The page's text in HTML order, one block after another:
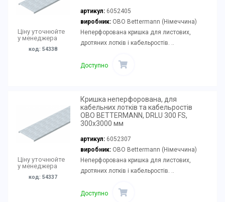
Ціну уточнюйте
у менеджера
код: 54338
артикул: 6052405
виробник:OBO Bettermann (Німеччина)
Неперфорована кришка для листових,
дротяних лотків і кабельростів. ..
Доступно
Ціну уточнюйте
у менеджера
код: 54337
Кришка неперфорована, для
кабельних лотків та кабельростів
OBO BETTERMANN, DRLU 300 FS,
300х3000 мм
артикул: 6052307
виробник:OBO Bettermann (Німеччина)
Неперфорована кришка для листових,
дротяних лотків і кабельростів. ..
Доступно